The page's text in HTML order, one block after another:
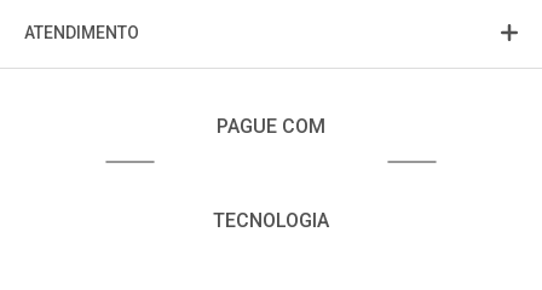
ATENDIMENTO
PAGUE COM
TECNOLOGIA